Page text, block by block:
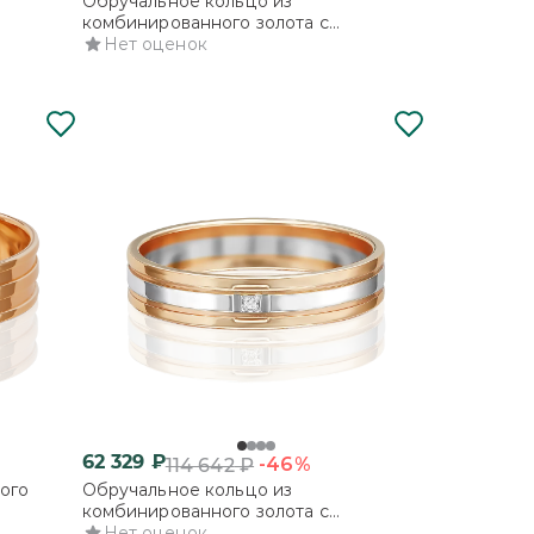
комбинированного золота с
бриллиантом
Нет оценок
62 329 ₽114 642₽ -46%
Обручальное кольцо из
комбинированного золота с